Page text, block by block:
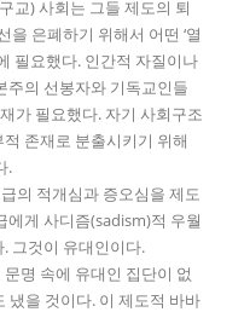
교) 사회는 그들 제도의 퇴
은폐하기 위해서 어떤 ‘열
필요했다. 인간적 자질이나
주의 선봉자와 기독교인들
가 필요했다. 자기 사회구조
존재로 분출시키기 위해
.
의 적개심과 증오심을 제도
에게 사디즘(sadism)적 우월
그것이 유대인이다.
명 속에 유대인 집단이 없
냈을 것이다. 이 제도적 바바